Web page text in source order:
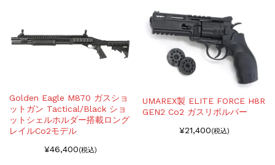
Golden Eagle M870 ガスショ
ットガン Tactical/Black ショ
ットシェルホルダー搭載ロング
レイルCo2モデル
¥46,400(税込)
UMAREX製 ELITE FORCE H8R
GEN2 Co2 ガスリボルバー
¥21,400(税込)